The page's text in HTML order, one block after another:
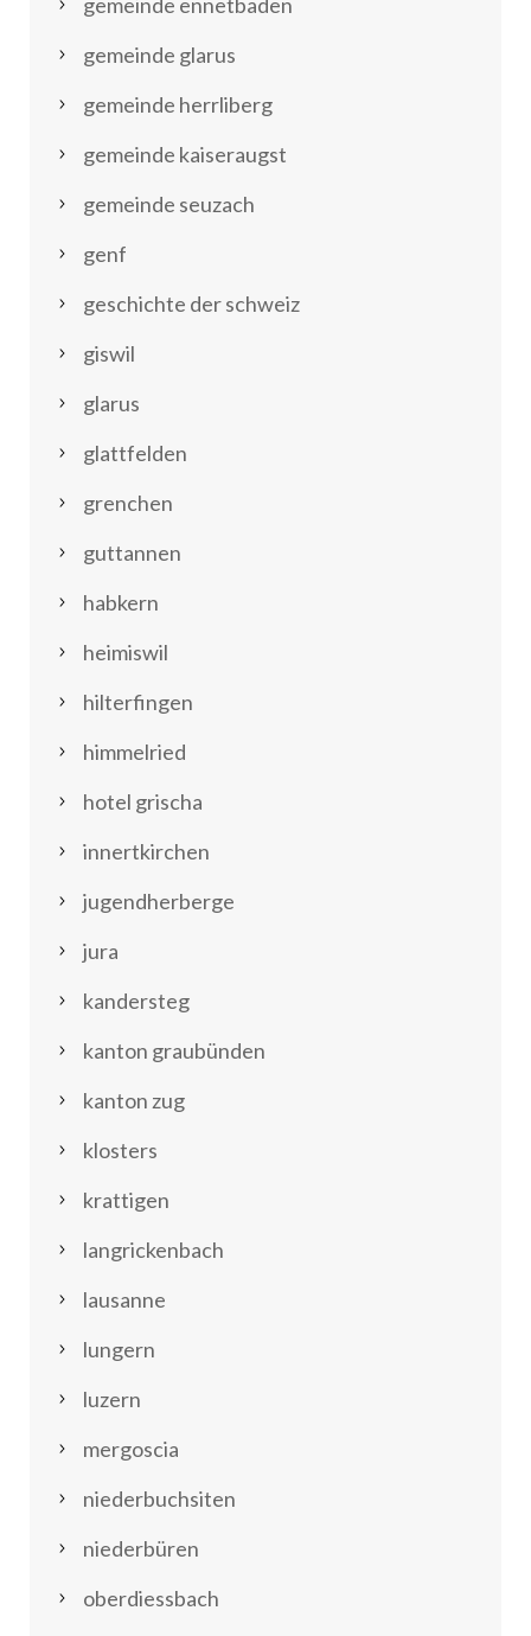
gemeinde glarus
gemeinde herrliberg
gemeinde kaiseraugst
gemeinde seuzach
genf
geschichte der schweiz
giswil
glarus
glattfelden
grenchen
guttannen
habkern
heimiswil
hilterfingen
himmelried
hotel grischa
innertkirchen
jugendherberge
jura
kandersteg
kanton graubünden
kanton zug
klosters
krattigen
langrickenbach
lausanne
lungern
luzern
mergoscia
niederbuchsiten
niederbüren
oberdiessbach